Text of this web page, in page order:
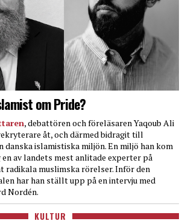
om Pride?
, debattören och föreläsaren Yaqoub Ali
åt, och därmed bidragit till
danska islamistiska miljön. En miljö han kom
av landets mest anlitade experter på
radikala muslimska rörelser. Inför den
har han ställt upp på en intervju med
Nordén.
KULTUR